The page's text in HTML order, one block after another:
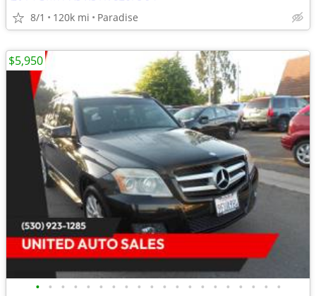
8/1 120k mi Paradise
• • • • • • • • • • • • • • • • • • • •
$5,950